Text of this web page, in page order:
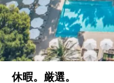
休暇。厳選。